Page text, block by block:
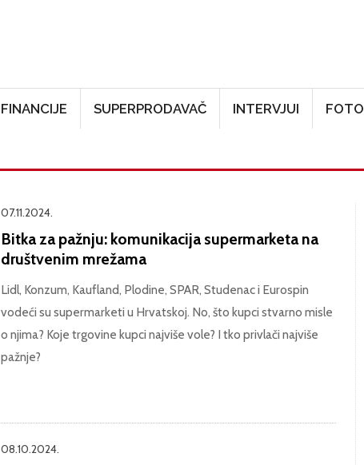
FINANCIJE SUPERPRODAVAČ INTERVJUI FOTO
07.11.2024.
Bitka za pažnju: komunikacija supermarketa na
društvenim mrežama
Lidl, Konzum, Kaufland, Plodine, SPAR, Studenac i Eurospin
vodeći su supermarketi u Hrvatskoj. No, što kupci stvarno misle
o njima? Koje trgovine kupci najviše vole? I tko privlači najviše
pažnje?
08.10.2024.